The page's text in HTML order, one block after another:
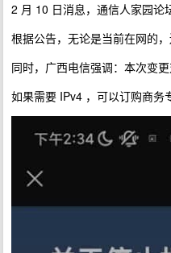
2 月 10 日消息，通信人家园论
根据公告，无论是当前在网的
同时，广西电信强调：本次变
如果需要 IPv4 ，可以订购商务